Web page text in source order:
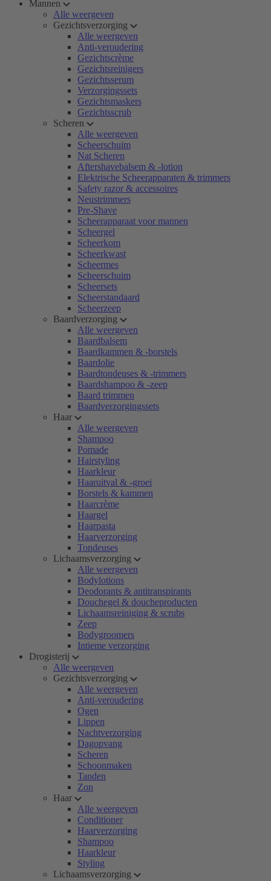
Mannen
Alle weergeven
Gezichtsverzorging
Alle weergeven
Anti-veroudering
Gezichtscrème
Gezichtsreinigers
Gezichtsserum
Verzorgingssets
Gezichtsmaskers
Gezichtsscrub
Scheren
Alle weergeven
Scheerschuim
Nat Scheren
Aftershavebalsem & -lotion
Elektrische Scheerapparaten & trimmers
Safety razor & accessoires
Neustrimmers
Pre-Shave
Scheerapparaat voor mannen
Scheergel
Scheerkom
Scheerkwast
Scheermes
Scheerschuim
Scheersets
Scheerstandaard
Scheerzeep
Baardverzorging
Alle weergeven
Baardbalsem
Baardkammen & -borstels
Baardolie
Baardtondeuses & -trimmers
Baardshampoo & -zeep
Baard trimmen
Baardverzorgingssets
Haar
Alle weergeven
Shampoo
Pomade
Hairstyling
Haarkleur
Haaruitval & -groei
Borstels & kammen
Haarcrème
Haargel
Haarpasta
Haarverzorging
Tondeuses
Lichaamsverzorging
Alle weergeven
Bodylotions
Deodorants & antitranspirants
Douchegel & doucheproducten
Lichaamsreiniging & scrubs
Zeep
Bodygroomers
Intieme verzorging
Drogisterij
Alle weergeven
Gezichtsverzorging
Alle weergeven
Anti-veroudering
Ogen
Lippen
Nachtverzorging
Dagopvang
Scheren
Schoonmaken
Tanden
Zon
Haar
Alle weergeven
Conditioner
Haarverzorging
Shampoo
Haarkleur
Styling
Lichaamsverzorging